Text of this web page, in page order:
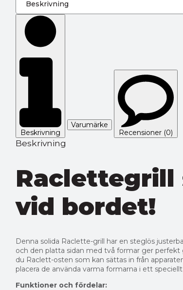
Beskrivning
Varumärke
Recensioner (0)
Beskrivning
Raclettegrill
vid bordet!
Denna solida Raclette-grill har en steglös
och den platta sidan med två formar ger perfekt
du Raclett-osten som kan sättas in från
placera de använda varma formarna i ett
Funktioner och fördelar: